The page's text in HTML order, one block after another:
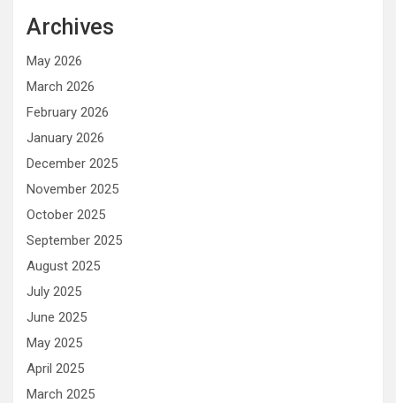
Archives
May 2026
March 2026
February 2026
January 2026
December 2025
November 2025
October 2025
September 2025
August 2025
July 2025
June 2025
May 2025
April 2025
March 2025